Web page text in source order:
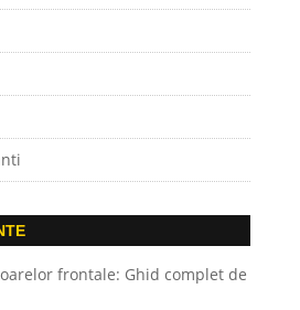
frontale: Ghid complet de